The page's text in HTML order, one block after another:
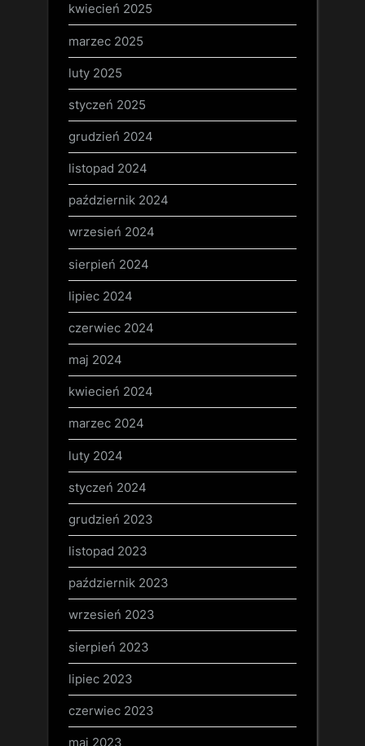
kwiecień 2025
marzec 2025
luty 2025
styczeń 2025
grudzień 2024
listopad 2024
październik 2024
wrzesień 2024
sierpień 2024
lipiec 2024
czerwiec 2024
maj 2024
kwiecień 2024
marzec 2024
luty 2024
styczeń 2024
grudzień 2023
listopad 2023
październik 2023
wrzesień 2023
sierpień 2023
lipiec 2023
czerwiec 2023
maj 2023